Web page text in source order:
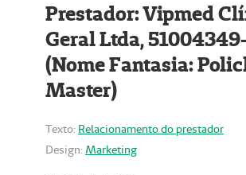
Prestador: Vipmed
Geral Ltda,
(Nome Fantasia:
Master)
Texto: Relacionamento do prestador
Design: Marketing